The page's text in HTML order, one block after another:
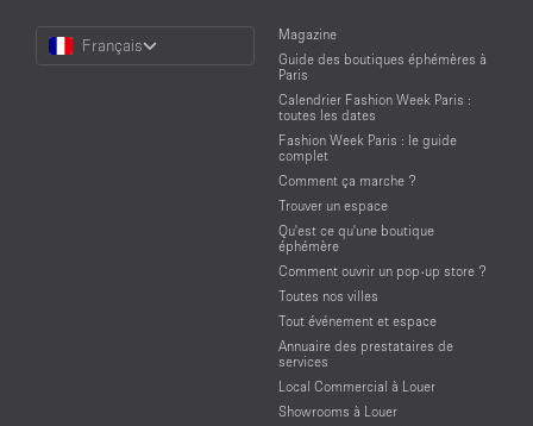
Choose
Language
Français
Magazine
Guide des boutiques éphémères à
Paris
Calendrier Fashion Week Paris :
toutes les dates
Fashion Week Paris : le guide
complet
Comment ça marche ?
Trouver un espace
Qu'est ce qu'une boutique
éphémère
Comment ouvrir un pop-up store ?
Toutes nos villes
Tout événement et espace
Annuaire des prestataires de
services
Local Commercial à Louer
Showrooms à Louer